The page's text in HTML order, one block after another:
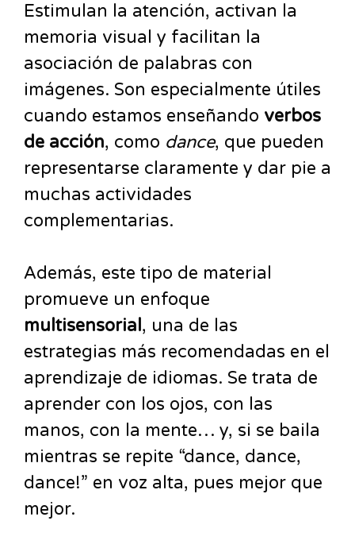
Estimulan la atención, activan la
memoria visual y facilitan la
asociación de palabras con
imágenes. Son especialmente útiles
cuando estamos enseñando verbos
de acción, como dance, que pueden
representarse claramente y dar pie a
muchas actividades
complementarias.
Además, este tipo de material
promueve un enfoque
multisensorial, una de las
estrategias más recomendadas en el
aprendizaje de idiomas. Se trata de
aprender con los ojos, con las
manos, con la mente… y, si se baila
mientras se repite “dance, dance,
dance!” en voz alta, pues mejor que
mejor.